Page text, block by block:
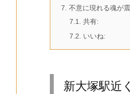
7. 不意に現れる魂が
7.1. 共有:
7.2. いいね:
新大塚駅近